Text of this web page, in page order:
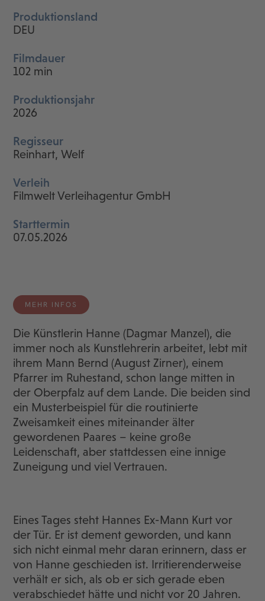
Produktionsland
DEU
Filmdauer
102 min
Produktionsjahr
2026
Regisseur
Reinhart, Welf
Verleih
Filmwelt Verleihagentur GmbH
Starttermin
07.05.2026
MEHR INFOS
Die Künstlerin Hanne (Dagmar Manzel), die
immer noch als Kunstlehrerin arbeitet, lebt mit
ihrem Mann Bernd (August Zirner), einem
Pfarrer im Ruhestand, schon lange mitten in
der Oberpfalz auf dem Lande. Die beiden sind
ein Musterbeispiel für die routinierte
Zweisamkeit eines miteinander älter
gewordenen Paares – keine große
Leidenschaft, aber stattdessen eine innige
Zuneigung und viel Vertrauen.
Eines Tages steht Hannes Ex-Mann Kurt vor
der Tür. Er ist dement geworden, und kann
sich nicht einmal mehr daran erinnern, dass er
von Hanne geschieden ist. Irritierenderweise
verhält er sich, als ob er sich gerade eben
verabschiedet hätte und nicht vor 20 Jahren.